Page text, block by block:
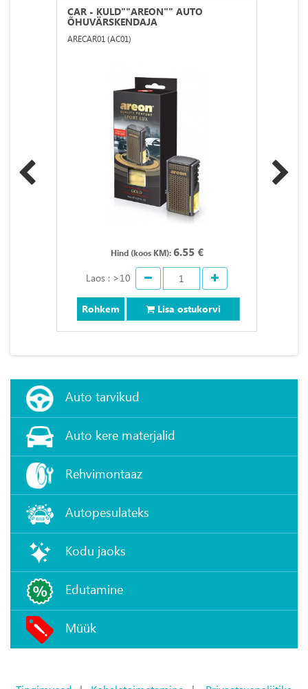
CAR - KULD""AREON"" AUTO
ÕHUVÄRSKENDAJA
ARECAR01 (AC01)
Hind (koos KM): 6.55 €
Laos : >10
Rohkem Lisa ostukorvi
Auto tarvikud
Auto kere materjalid
Rehvimontaaz
Autopesulateks
Kodu jaoks
Edutamine
Müük